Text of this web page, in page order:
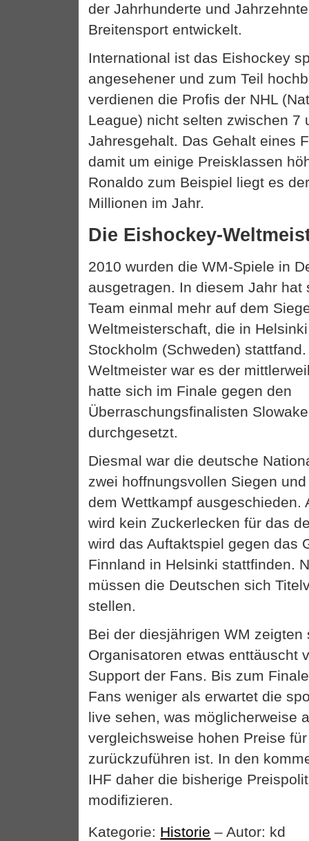
der Jahrhunderte und
Breitensport entwickelt.
International ist das Eishockey
angesehener und zum Teil
verdienen die Profis der NHL
League) nicht selten zwischen 7
Jahresgehalt. Das Gehalt eines
damit um einige Preisklassen
Ronaldo zum Beispiel liegt es
Millionen im Jahr.
Die Eishockey-
2010 wurden die WM-Spiele in
ausgetragen. In diesem Jahr hat
Team einmal mehr auf dem
Weltmeisterschaft, die in
Stockholm (Schweden)
Weltmeister war es der
hatte sich im Finale gegen den
Überraschungsfinalisten
durchgesetzt.
Diesmal war die deutsche
zwei hoffnungsvollen Siegen
dem Wettkampf ausgeschieden.
wird kein Zuckerlecken für das
wird das Auftaktspiel gegen das
Finnland in Helsinki stattfinden.
müssen die Deutschen sich
stellen.
Bei der diesjährigen WM zeigten
Organisatoren etwas enttäuscht
Support der Fans. Bis zum
Fans weniger als erwartet die
live sehen, was möglicherweise
vergleichsweise hohen Preise
zurückzuführen ist. In den
IHF daher die bisherige
modifizieren.
Kategorie: Historie – Autor: kd